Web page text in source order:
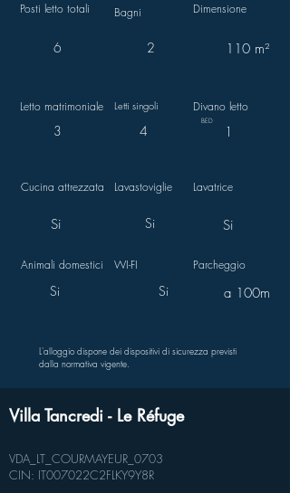
Posti letto totali
6
Bagni
2
Dimensione
110 m²
Letto matrimoniale Letti singoli Divano letto
3 4
BED
1
Cucina attrezzata Lavastoviglie Lavatrice
Si Si Si
Animali domestici WI-FI
Si Si
Parcheggio
a 100m
L'alloggio dispone dei dispositivi di sicurezza previsti
dalla normativa vigente.
Villa Tancredi - Le Réfuge
VDA_LT_COURMAYEUR_0703
CIN: IT007022C2FLKY9Y8R